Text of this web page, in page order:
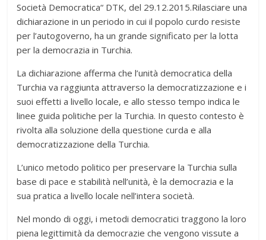
Società Democratica“ DTK, del 29.12.2015.Rilasciare una
dichiarazione in un periodo in cui il popolo curdo resiste
per l’autogoverno, ha un grande significato per la lotta
per la democrazia in Turchia.
La dichiarazione afferma che l’unità democratica della
Turchia va raggiunta attraverso la democratizzazione e i
suoi effetti a livello locale, e allo stesso tempo indica le
linee guida politiche per la Turchia. In questo contesto è
rivolta alla soluzione della questione curda e alla
democratizzazione della Turchia.
L’unico metodo politico per preservare la Turchia sulla
base di pace e stabilità nell’unità, è la democrazia e la
sua pratica a livello locale nell’intera società.
Nel mondo di oggi, i metodi democratici traggono la loro
piena legittimità da democrazie che vengono vissute a